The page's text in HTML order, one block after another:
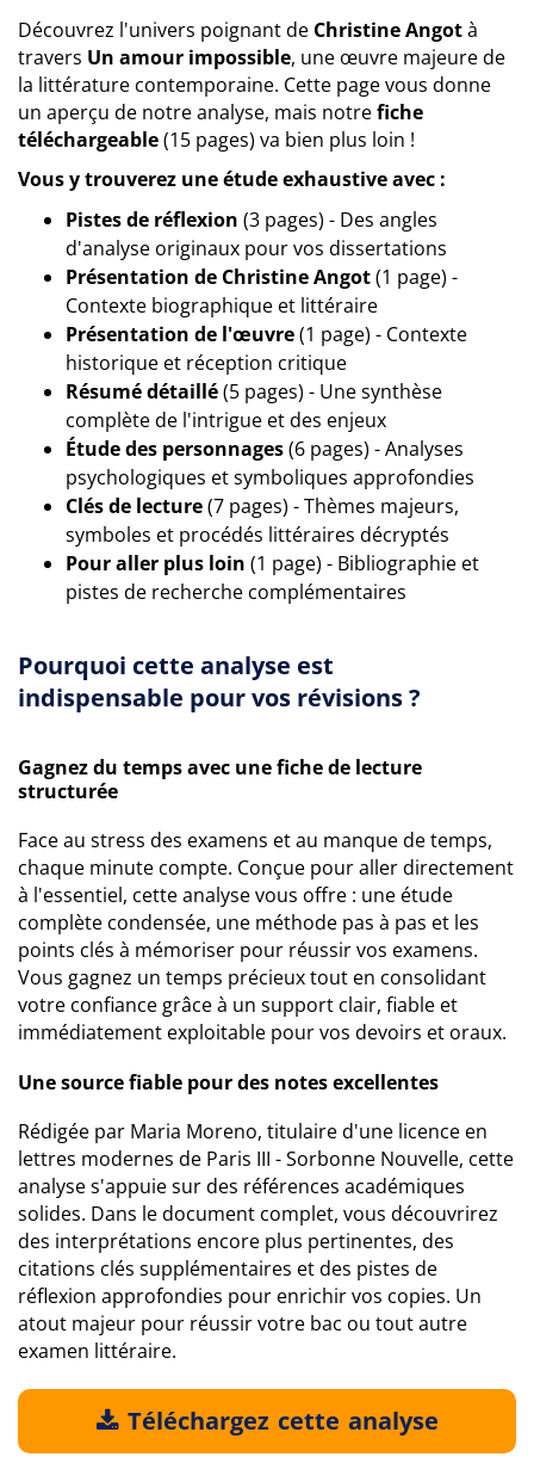
Découvrez l'univers poignant de Christine Angotà
travers Un amour impossible, une œuvre majeure de
la littérature contemporaine. Cette page vous donne
un aperçu de notre analyse, mais notrefiche
téléchargeable(15 pages) va bien plus loin !
Vous y trouverez une étude exhaustive avec :
Pistes de réflexion (3 pages) - Des angles
d'analyse originaux pour vos dissertations
Présentation de Christine Angot(1 page) -
Contexte biographique et littéraire
Présentation de l'œuvre(1 page) - Contexte
historique et réception critique
Résumé détaillé(5 pages) - Une synthèse
complète de l'intrigue et des enjeux
Étude des personnages(6 pages) - Analyses
psychologiques et symboliques approfondies
Clés de lecture(7 pages) - Thèmes majeurs,
symboles et procédés littéraires décryptés
Pour aller plus loin (1 page) - Bibliographie et
pistes de recherche complémentaires
Pourquoi cette analyse est
indispensable pour vos révisions ?
Gagnez du temps avec une fiche de lecture
structurée
Face au stress des examens et au manque de temps,
chaque minute compte. Conçue pour aller directement
à l'essentiel, cette analyse vous offre : une étude
complète condensée, une méthode pas à pas et les
points clés à mémoriser pour réussir vos examens.
Vous gagnez un temps précieux tout en consolidant
votre confiance grâce à un support clair, fiable et
immédiatement exploitable pour vos devoirs et oraux.
Une source fiable pour des notes excellentes
Rédigée par Maria Moreno, titulaire d'une licence en
lettres modernes de Paris III - Sorbonne Nouvelle, cette
analyse s'appuie sur des références académiques
solides. Dans le document complet, vous découvrirez
des interprétations encore plus pertinentes, des
citations clés supplémentaires et des pistes de
réflexion approfondies pour enrichir vos copies. Un
atout majeur pour réussir votre bac ou tout autre
examen littéraire.
Téléchargez cette analyse